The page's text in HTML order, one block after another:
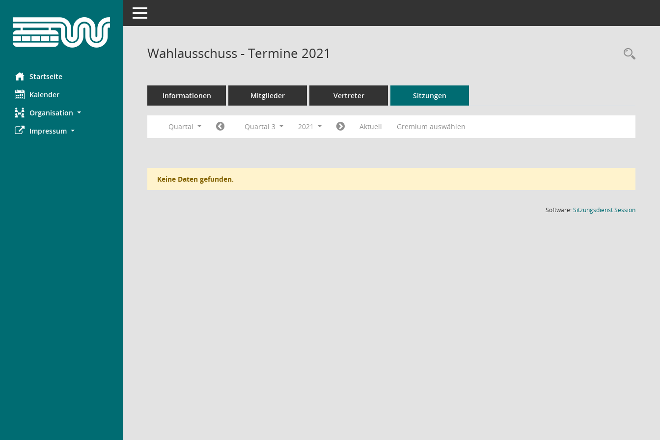
Startseite
Kalender
Organisation
Impressum
Toggle navigation
Wahlausschuss - Termine 2021
Informationen Mitglieder Vertreter Sitzungen
Quartal Quartal 3 2021 Aktuell Gremium auswählen
Keine Daten gefunden.
Software:SitzungsdienstSession(Wird in